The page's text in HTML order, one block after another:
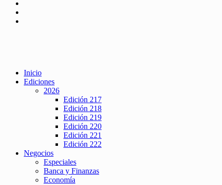
Inicio
Ediciones
2026
Edición 217
Edición 218
Edición 219
Edición 220
Edición 221
Edición 222
Negocios
Especiales
Banca y Finanzas
Economía